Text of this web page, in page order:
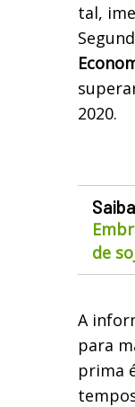
tal,
2020.
de
A
para
prima